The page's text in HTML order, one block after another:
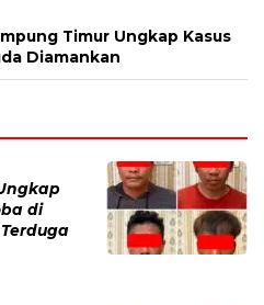
Timur Ungkap Kasus
Diamankan
di